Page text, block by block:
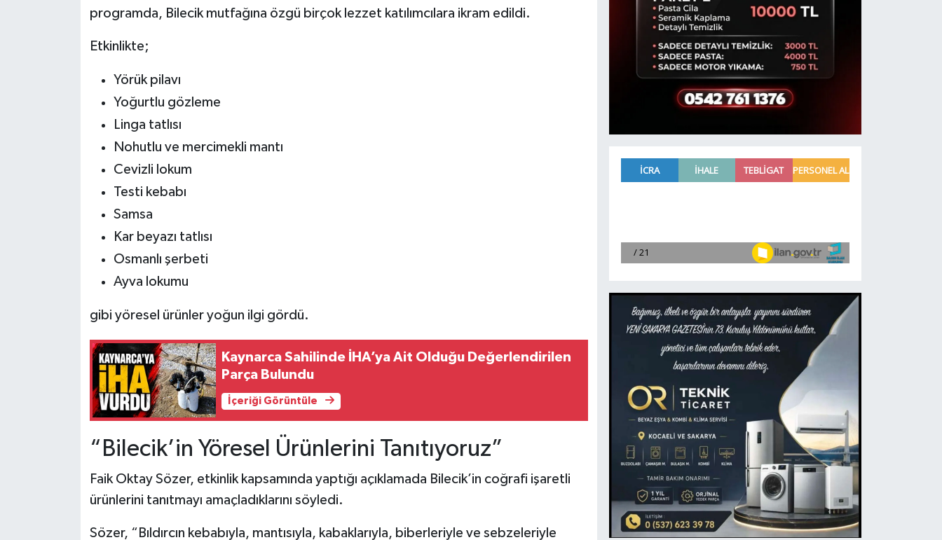
programda, Bilecik mutfağına özgü birçok lezzet katılımcılara ikram edildi.
Etkinlikte;
Yörük pilavı
Yoğurtlu gözleme
Linga tatlısı
Nohutlu ve mercimekli mantı
Cevizli lokum
Testi kebabı
Samsa
Kar beyazı tatlısı
Osmanlı şerbeti
Ayva lokumu
gibi yöresel ürünler yoğun ilgi gördü.
Kaynarca Sahilinde İHA’ya Ait Olduğu Değerlendirilen
Parça Bulundu
İçeriği Görüntüle
“Bilecik’in Yöresel Ürünlerini Tanıtıyoruz”
Faik Oktay Sözer, etkinlik kapsamında yaptığı açıklamada Bilecik’in coğrafi işaretli
ürünlerini tanıtmayı amaçladıklarını söyledi.
Sözer, “Bıldırcın kebabıyla, mantısıyla, kabaklarıyla, biberleriyle ve sebzeleriyle